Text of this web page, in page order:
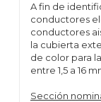
A fin de
conductores
conductores
la cubierta
de color para
entre 1,5 a 16
Sección